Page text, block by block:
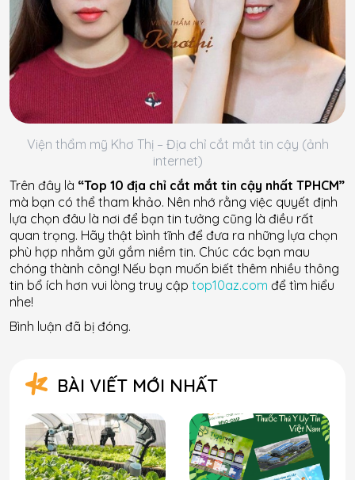
Viện thẩm mỹ Khơ Thị – Địa chỉ cắt mắt tin cậy (ảnh
internet)
Trên đây là “Top 10 địa chỉ cắt mắt tin cậy nhất TPHCM”
mà bạn có thể tham khảo. Nên nhớ rằng việc quyết định
lựa chọn đâu là nơi để bạn tin tưởng cũng là điều rất
quan trọng. Hãy thật bình tĩnh để đưa ra những lựa chọn
phù hợp nhằm gửi gắm niềm tin. Chúc các bạn mau
chóng thành công! Nếu bạn muốn biết thêm nhiều thông
tin bổ ích hơn vui lòng truy cập top10az.com để tìm hiểu
nhe!
Bình luận đã bị đóng.
BÀI VIẾT MỚI NHẤT